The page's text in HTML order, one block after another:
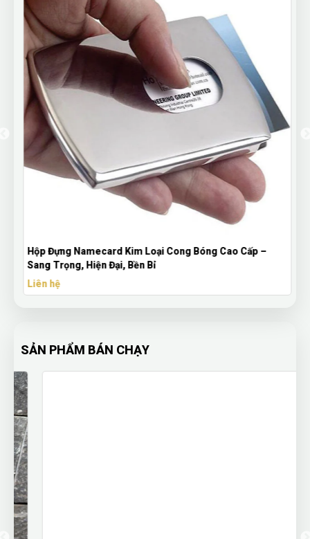
Hộp Đựng Namecard Kim Loại Cong Bóng Cao Cấp –
Sang Trọng, Hiện Đại, Bền Bỉ
Liên hệ
SẢN PHẨM BÁN CHẠY